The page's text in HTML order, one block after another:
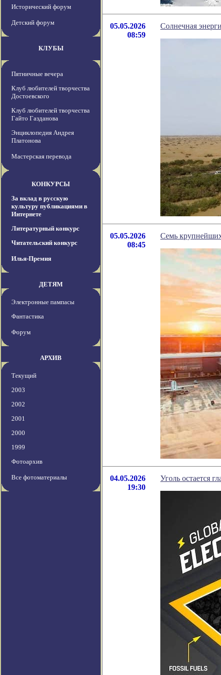
Исторический форум
Детский форум
КЛУБЫ
Пятничные вечера
Клуб любителей творчества
Достоевского
Клуб любителей творчества
Гайто Газданова
Энциклопедия Андрея
Платонова
Мастерская перевода
КОНКУРСЫ
За вклад в русскую
культуру публикациями в
Интернете
Литературный конкурс
Читательский конкурс
Илья-Премия
ДЕТЯМ
Электронные пампасы
Фантастика
Форум
АРХИВ
Текущий
2003
2002
2001
2000
1999
Фотоархив
Все фотоматериалы
05.05.2026
08:59
Солнечная
05.05.2026
08:45
Семь
04.05.2026
19:30
Уголь остается